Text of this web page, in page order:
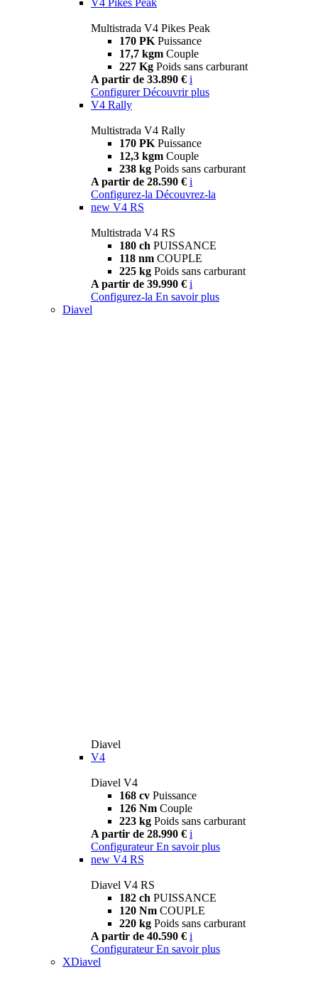
Multistrada V4 Pikes Peak
170 PK Puissance
17,7 kgm Couple
227 Kg Poids sans carburant
A partir de 33.890 € i
Configurer Découvrir plus
V4 Rally
Multistrada V4 Rally
170 PK Puissance
12,3 kgm Couple
238 kg Poids sans carburant
A partir de 28.590 € i
Configurez-la Découvrez-la
new V4 RS
Multistrada V4 RS
180 ch PUISSANCE
118 nm COUPLE
225 kg Poids sans carburant
A partir de 39.990 € i
Configurez-la En savoir plus
Diavel
Diavel
V4
Diavel V4
168 cv Puissance
126 Nm Couple
223 kg Poids sans carburant
A partir de 28.990 € i
Configurateur En savoir plus
new V4 RS
Diavel V4 RS
182 ch PUISSANCE
120 Nm COUPLE
220 kg Poids sans carburant
A partir de 40.590 € i
Configurateur En savoir plus
XDiavel